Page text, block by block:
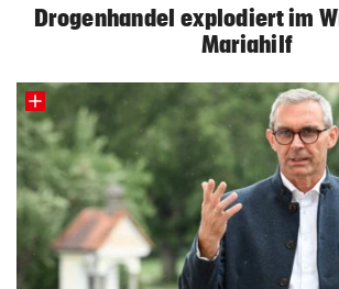
Drogenhandel explodiert im
Mariahilf